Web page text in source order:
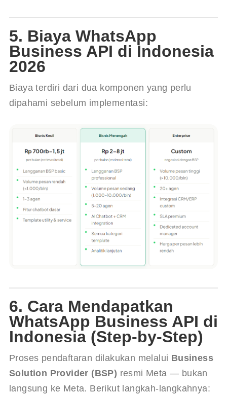
5. Biaya WhatsApp
Business API di Indonesia
2026
Biaya terdiri dari dua komponen yang perlu
dipahami sebelum implementasi:
6. Cara Mendapatkan
WhatsApp Business API di
Indonesia (Step-by-Step)
Proses pendaftaran dilakukan melalui Business
Solution Provider (BSP) resmi Meta — bukan
langsung ke Meta. Berikut langkah-langkahnya: